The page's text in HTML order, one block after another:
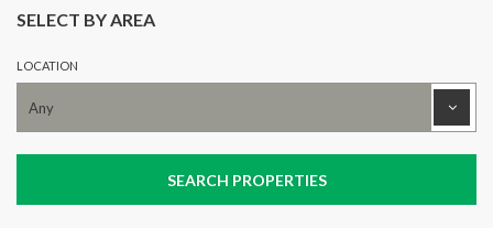
SELECT BY AREA
LOCATION